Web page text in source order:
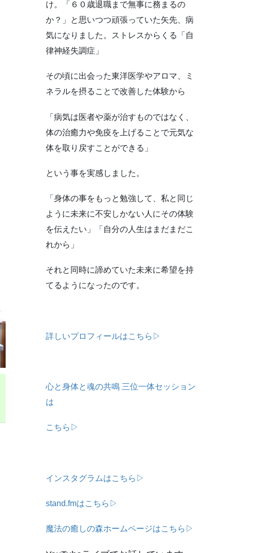
け。「６０歳退職まで無事に務まるの
か？」と思いつつ頑張っていた矢先、病
気になりました。ストレスからくる「自
律神経失調症」
その頃に出会った東洋医学やアロマ、ミ
ネラルを摂ることで改善した体験から
「病気は医者や薬が治すものではなく、
体の治癒力や免疫を上げることで元気な
体を取り戻すことができる」
という事を実感しました。
「身体の事をもっと勉強して、私と同じ
ように未来に不安しかない人にその体験
を伝えたい」「自分の人生はまだまだこ
れから」
それと同時に諦めていた未来に希望を持
てるようになったのです。
詳しいプロフィールはこちら▷
心と身体と魂の共鳴 三位一体セッション
は
こちら▷
インスタグラムはこちら▷
stand.fmはこちら▷
魔法の癒しの森ホームページはこちら▷